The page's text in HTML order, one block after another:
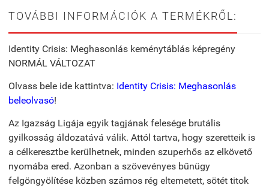
TOVÁBBI INFORMÁCIÓK A TERMÉKRŐL:
Identity Crisis: Meghasonlás keménytáblás képregény
NORMÁL VÁLTOZAT
Olvass bele ide kattintva: Identity Crisis: Meghasonlás
beleolvasó!
Az Igazság Ligája egyik tagjának felesége brutális
gyilkosság áldozatává válik. Attól tartva, hogy szeretteik is
a célkeresztbe kerülhetnek, minden szuperhős az elkövető
nyomába ered. Azonban a szövevényes bűnügy
felgöngyölítése közben számos rég eltemetett, sötét titok